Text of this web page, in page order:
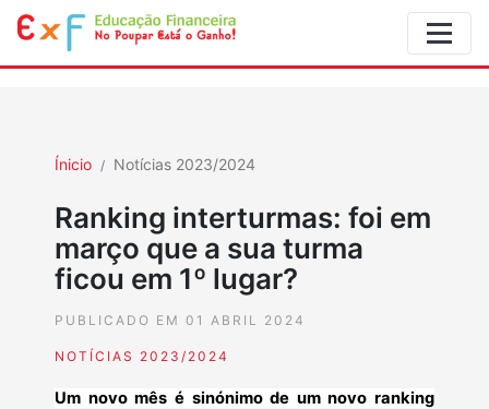
Ínicio Notícias 2023/2024
Ranking interturmas: foi em
março que a sua turma
ficou em 1º lugar?
PUBLICADO EM 01 ABRIL 2024
NOTÍCIAS 2023/2024
Um novo mês é sinónimo de um novo ranking